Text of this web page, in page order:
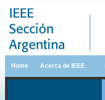
Home Acerca de IEEE